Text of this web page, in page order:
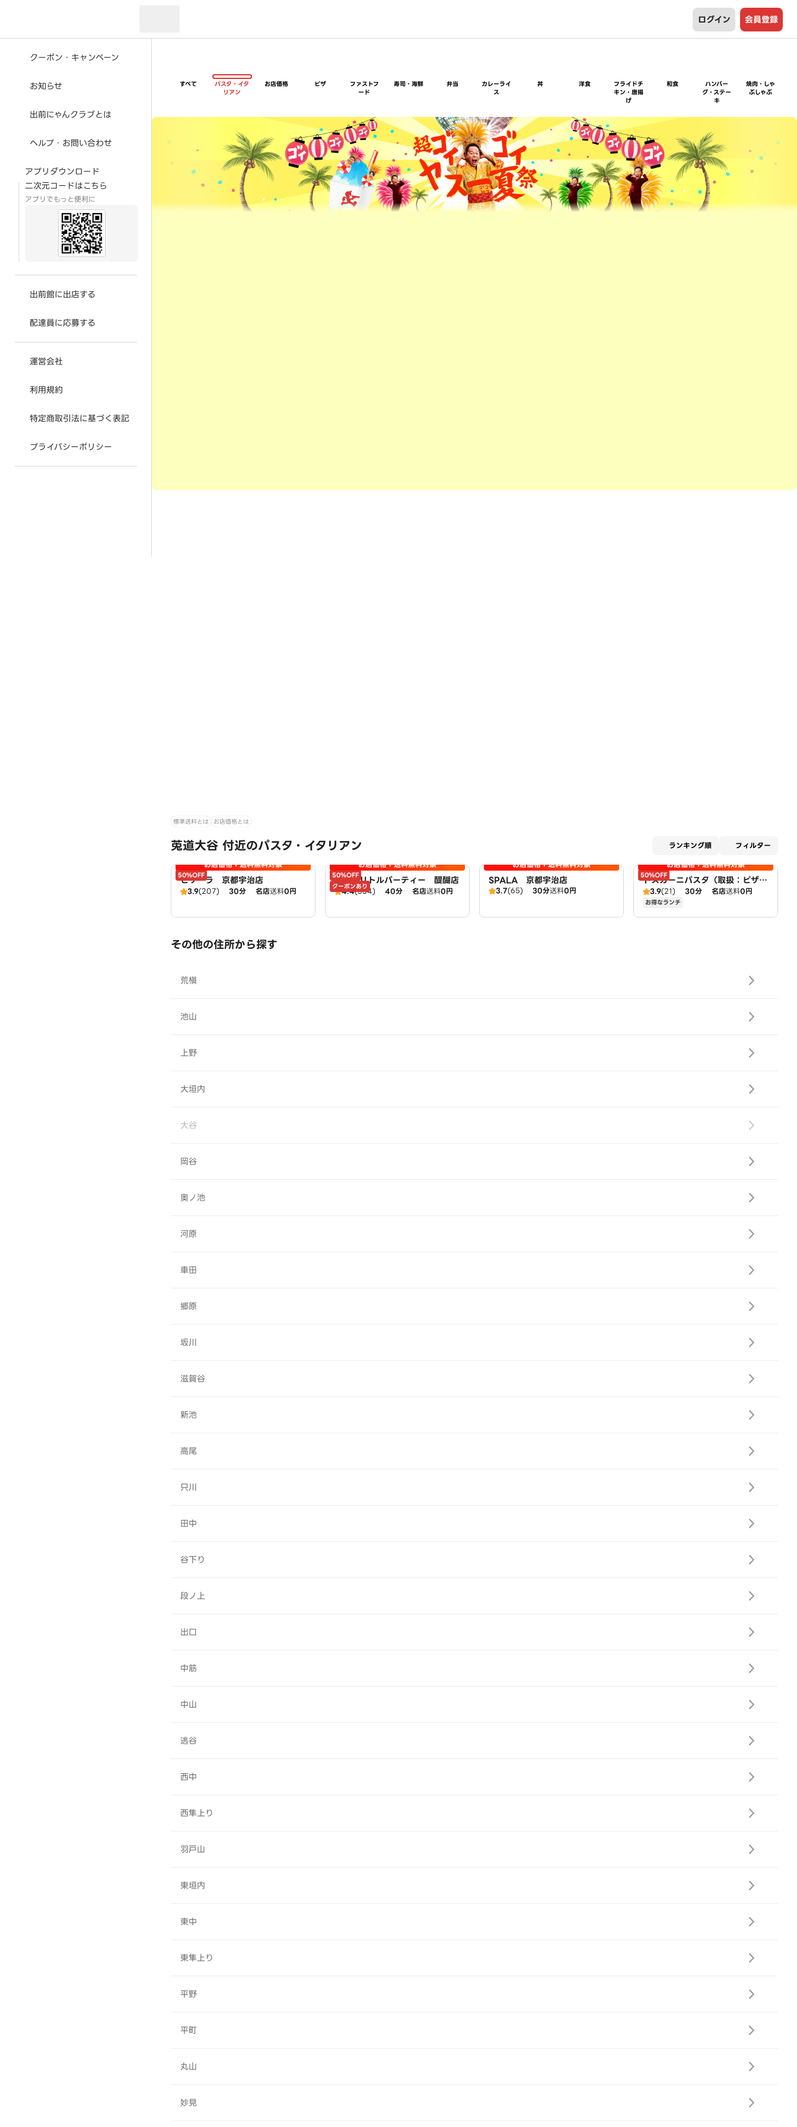
ログイン 会員登録
クーポン・キャンペーン
お知らせ
出前にゃんクラブとは
ヘルプ・お問い合わせ
アプリダウンロード
二次元コードはこちら
アプリでもっと便利に
出前館に出店する
配達員に応募する
運営会社
利用規約
特定商取引法に基づく表記
プライバシーポリシー
すべて
パスタ・イタ
リアン
お店価格 ピザ
ファストフ
ード
寿司・海鮮 弁当
カレーライ
ス
丼 洋食
フライドチ
キン・唐揚
げ
和食
ハンバー
グ・ステー
キ
焼肉・しゃ
ぶしゃぶ
超ゴイゴイヤスー夏祭
標準送料とは お店価格とは
莵道大谷 付近のパスタ・イタリアン ランキング順 フィルター
50%OFF
お店価格＋送料無料対象
ピザーラ 京都宇治店
3.9(207) 30分 名店送料0円
50%OFF
クーポンあり
お店価格＋送料無料対象
ピザ・リトルパーティー 醍醐店
4.4(334) 40分 名店送料0円
お店価格＋送料無料対象
SPALA 京都宇治店
3.7(65) 30分送料0円
50%OFF
お店価格＋送料無料対象
トスカーニパスタ（取扱：ピザハ
ット宇治小倉店）
3.9(21) 30分 名店送料0円
お得なランチ
その他の住所から探す
荒槇
池山
上野
大垣内
大谷
岡谷
奥ノ池
河原
車田
郷原
坂川
滋賀谷
新池
高尾
只川
田中
谷下り
段ノ上
出口
中筋
中山
逃谷
西中
西隼上り
羽戸山
東垣内
東中
東隼上り
平野
平町
丸山
妙見